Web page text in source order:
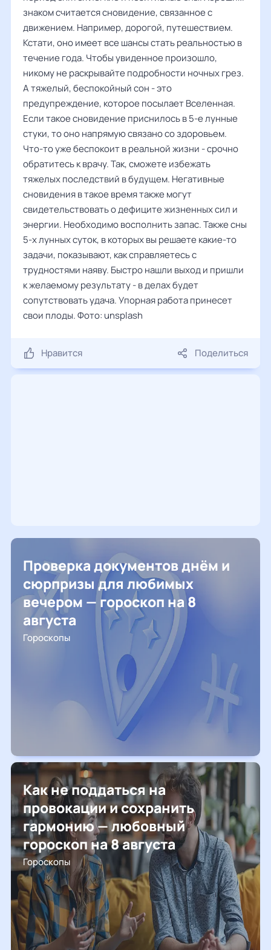
знаком считается сновидение, связанное с
движением. Например, дорогой, путешествием.
Кстати, оно имеет все шансы стать реальностью в
течение года. Чтобы увиденное произошло,
никому не раскрывайте подробности ночных грез.
А тяжелый, беспокойный сон - это
предупреждение, которое посылает Вселенная.
Если такое сновидение приснилось в 5-е лунные
стуки, то оно напрямую связано со здоровьем.
Что-то уже беспокоит в реальной жизни - срочно
обратитесь к врачу. Так, сможете избежать
тяжелых последствий в будущем. Негативные
сновидения в такое время также могут
свидетельствовать о дефиците жизненных сил и
энергии. Необходимо восполнить запас. Также сны
5-х лунных суток, в которых вы решаете какие-то
задачи, показывают, как справляетесь с
трудностями наяву. Быстро нашли выход и пришли
к желаемому результату - в делах будет
сопутствовать удача. Упорная работа принесет
свои плоды. Фото: unsplash
Нравится Поделиться
Проверка документов днём и
сюрпризы для любимых
вечером — гороскоп на 8
августа
Гороскопы
Как не поддаться на
провокации и сохранить
гармонию — любовный
гороскоп на 8 августа
Гороскопы